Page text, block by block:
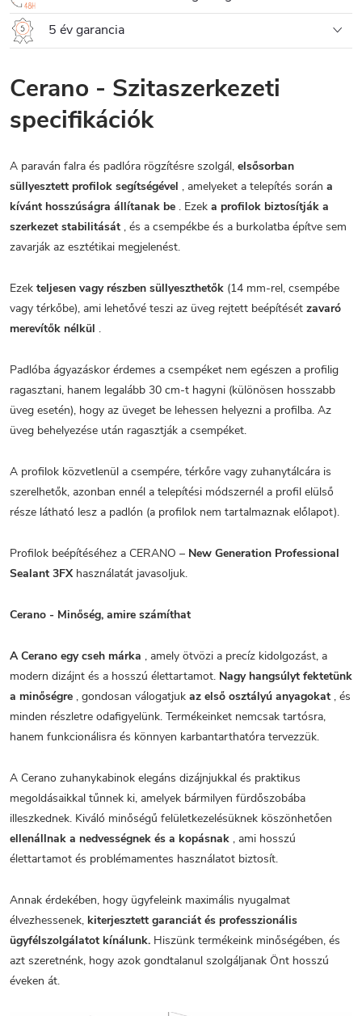
5 év garancia
Cerano - Szitaszerkezeti
specifikációk
A paraván falra és padlóra rögzítésre szolgál, elsősorban
süllyesztett profilok segítségével , amelyeket a telepítés során a
kívánt hosszúságra állítanak be . Ezek a profilok biztosítják a
szerkezet stabilitását , és a csempékbe és a burkolatba építve sem
zavarják az esztétikai megjelenést.
Ezek teljesen vagy részben süllyeszthetők (14 mm-rel, csempébe
vagy térkőbe), ami lehetővé teszi az üveg rejtett beépítését zavaró
merevítők nélkül .
Padlóba ágyazáskor érdemes a csempéket nem egészen a profilig
ragasztani, hanem legalább 30 cm-t hagyni (különösen hosszabb
üveg esetén), hogy az üveget be lehessen helyezni a profilba. Az
üveg behelyezése után ragasztják a csempéket.
A profilok közvetlenül a csempére, térkőre vagy zuhanytálcára is
szerelhetők, azonban ennél a telepítési módszernél a profil elülső
része látható lesz a padlón (a profilok nem tartalmaznak előlapot).
Profilok beépítéséhez a CERANO – New Generation Professional
Sealant 3FXhasználatát javasoljuk.
Cerano - Minőség, amire számíthat
A Cerano egy cseh márka , amely ötvözi a precíz kidolgozást, a
modern dizájnt és a hosszú élettartamot. Nagy hangsúlyt fektetünk
a minőségre , gondosan válogatjuk az első osztályú anyagokat , és
minden részletre odafigyelünk. Termékeinket nemcsak tartósra,
hanem funkcionálisra és könnyen karbantarthatóra tervezzük.
A Cerano zuhanykabinok elegáns dizájnjukkal és praktikus
megoldásaikkal tűnnek ki, amelyek bármilyen fürdőszobába
illeszkednek. Kiváló minőségű felületkezelésüknek köszönhetően
ellenállnak a nedvességnek és a kopásnak , ami hosszú
élettartamot és problémamentes használatot biztosít.
Annak érdekében, hogy ügyfeleink maximális nyugalmat
élvezhessenek, kiterjesztett garanciát és professzionális
ügyfélszolgálatot kínálunk. Hiszünk termékeink minőségében, és
azt szeretnénk, hogy azok gondtalanul szolgáljanak Önt hosszú
éveken át.